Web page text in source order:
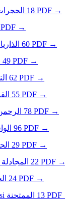
18 PDF →
PDF →
60 PDF →
49 PDF →
62 PDF →
55 PDF →
78 PDF →
96 PDF →
29 PDF →
المجادلة 22 PDF →
24 PDF →
الممتحنة 13 PDF